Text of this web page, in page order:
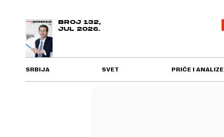
BROJ 132,
JUL 2026.
SRBIJA SVET PRIČE I ANALIZE